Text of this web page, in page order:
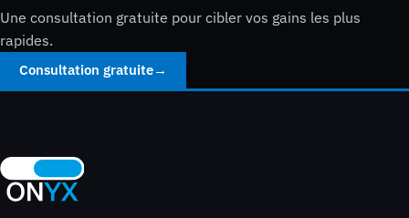
Une consultation gratuite pour cibler vos gains les plus
rapides.
Consultation gratuite→